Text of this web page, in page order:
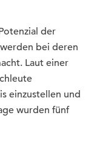
der
bei deren
Laut einer
einzustellen und
wurden fünf